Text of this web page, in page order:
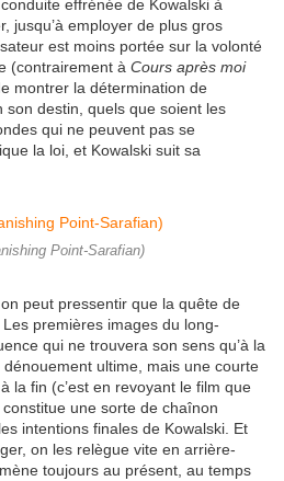
effrénée de Kowalski à
jusqu’à employer de plus gros
est moins portée sur la volonté
(contrairement à Cours après moi
montrer la détermination de
son destin, quels que soient les
qui ne peuvent pas se
la loi, et Kowalski suit sa
Point-Sarafian)
pressentir que la quête de
premières images du long-
qui ne trouvera son sens qu’à la
ultime, mais une courte
la fin (c’est en revoyant le film que
une sorte de chaînon
intentions finales de Kowalski. Et
on les relègue vite en arrière-
toujours au présent, au temps